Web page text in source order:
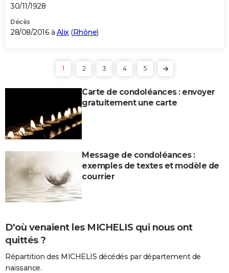
30/11/1928
Décès
28/08/2016 à Alix (Rhône)
1 2 3 4 5
Carte de condoléances : envoyer
gratuitement une carte
Message de condoléances :
exemples de textes et modèle de
courrier
D'où venaient les MICHELIS qui nous ont
quittés ?
Répartition des MICHELIS décédés par département de
naissance.